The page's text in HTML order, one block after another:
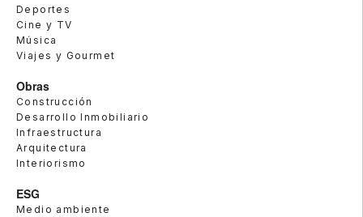
Deportes
Cine y TV
Música
Viajes y Gourmet
Obras
Construcción
Desarrollo Inmobiliario
Infraestructura
Arquitectura
Interiorismo
ESG
Medio ambiente